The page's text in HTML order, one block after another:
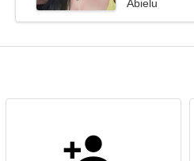
Abielu